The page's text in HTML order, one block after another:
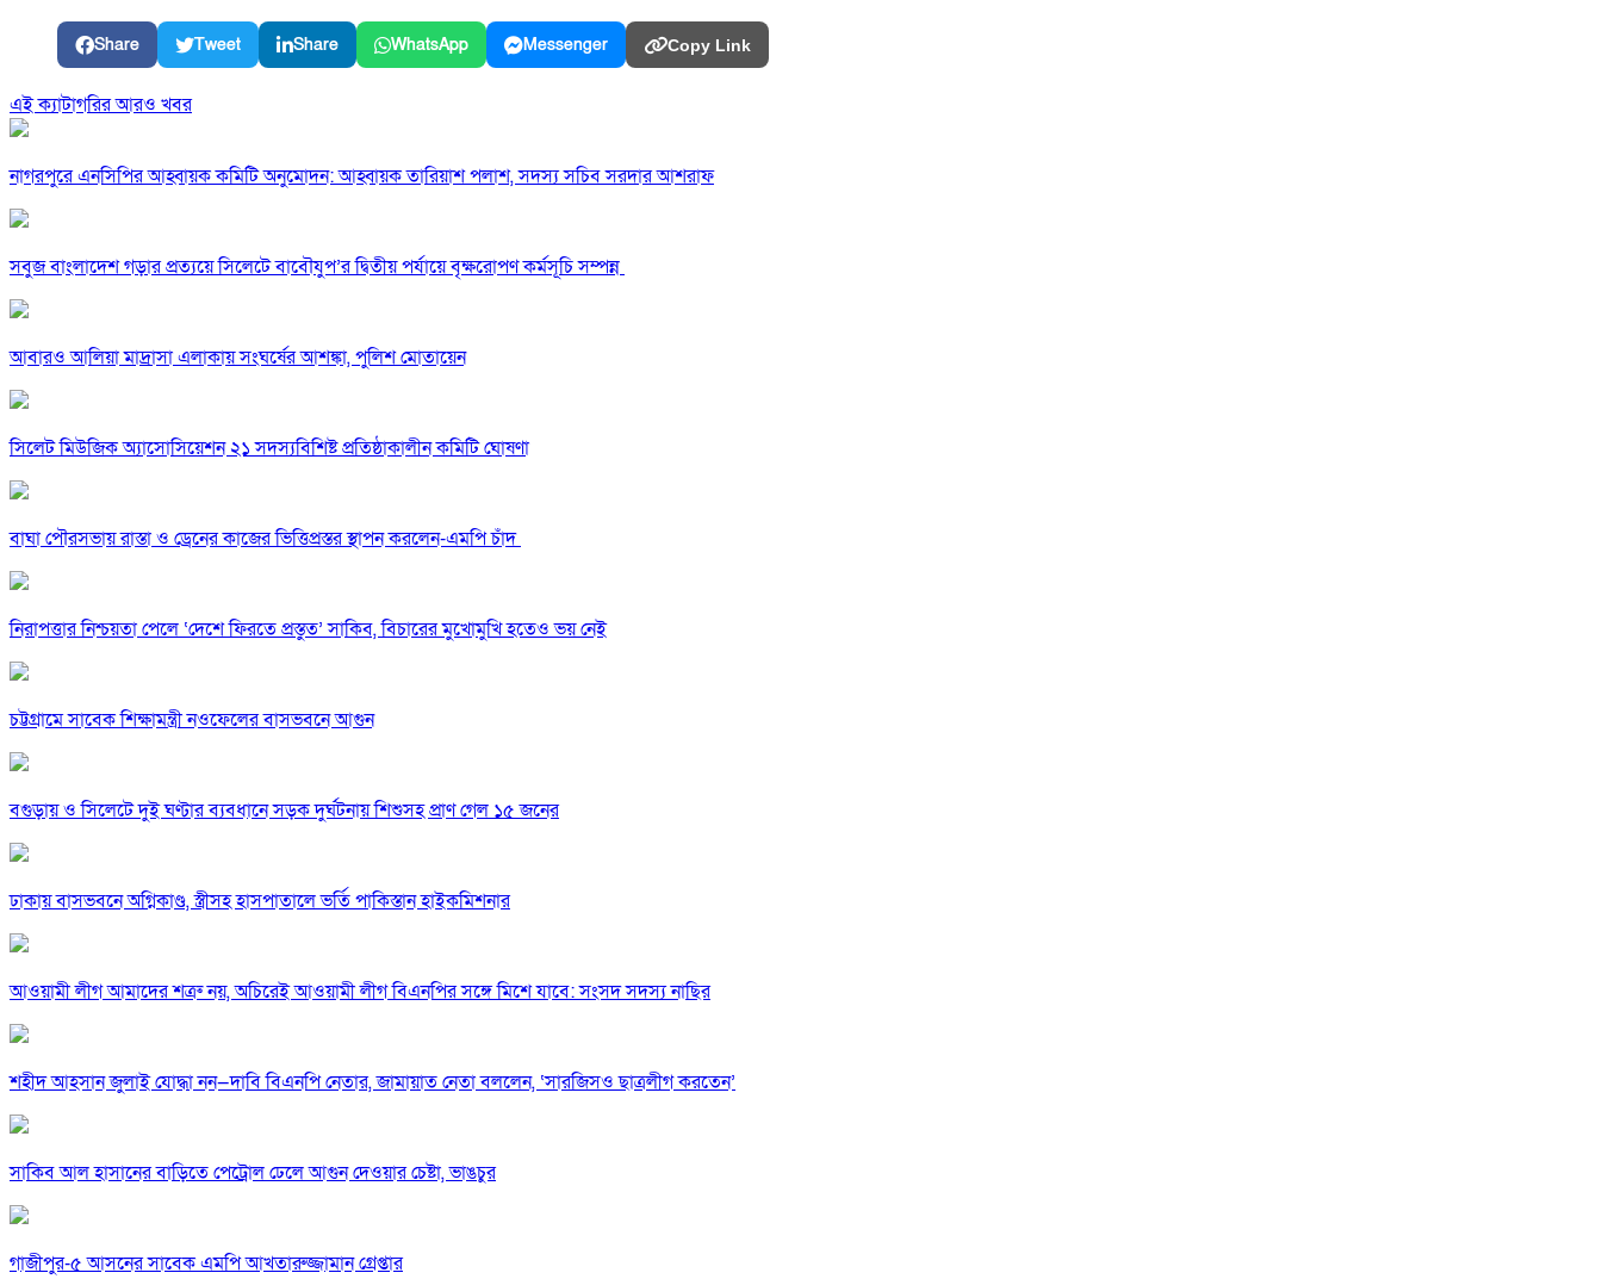
Share Tweet Share WhatsApp Messenger Copy Link
এই ক্যাটাগরির আরও খবর
নাগরপুরে এনসিপির আহ্বায়ক কমিটি অনুমোদন: আহ্বায়ক তারিয়াশ পলাশ, সদস্য সচিব সরদার আশরাফ
সবুজ বাংলাদেশ গড়ার প্রত্যয়ে সিলেটে বাবৌযুপ’র দ্বিতীয় পর্যায়ে বৃক্ষরোপণ কর্মসূচি সম্পন্ন
আবারও আলিয়া মাদ্রাসা এলাকায় সংঘর্ষের আশঙ্কা, পুলিশ মোতায়েন
সিলেট মিউজিক অ্যাসোসিয়েশন ২১ সদস্যবিশিষ্ট প্রতিষ্ঠাকালীন কমিটি ঘোষণা
বাঘা পৌরসভায় রাস্তা ও ড্রেনের কাজের ভিত্তিপ্রস্তর স্থাপন করলেন-এমপি চাঁদ
নিরাপত্তার নিশ্চয়তা পেলে ‘দেশে ফিরতে প্রস্তুত’ সাকিব, বিচারের মুখোমুখি হতেও ভয় নেই
চট্টগ্রামে সাবেক শিক্ষামন্ত্রী নওফেলের বাসভবনে আগুন
বগুড়ায় ও সিলেটে দুই ঘণ্টার ব্যবধানে সড়ক দুর্ঘটনায় শিশুসহ প্রাণ গেল ১৫ জনের
ঢাকায় বাসভবনে অগ্নিকাণ্ড, স্ত্রীসহ হাসপাতালে ভর্তি পাকিস্তান হাইকমিশনার
আওয়ামী লীগ আমাদের শত্রু নয়, অচিরেই আওয়ামী লীগ বিএনপির সঙ্গে মিশে যাবে: সংসদ সদস্য নাছির
শহীদ আহসান জুলাই যোদ্ধা নন—দাবি বিএনপি নেতার, জামায়াত নেতা বললেন, ‘সারজিসও ছাত্রলীগ করতেন’
সাকিব আল হাসানের বাড়িতে পেট্রোল ঢেলে আগুন দেওয়ার চেষ্টা, ভাঙচুর
গাজীপুর-৫ আসনের সাবেক এমপি আখতারুজ্জামান গ্রেপ্তার